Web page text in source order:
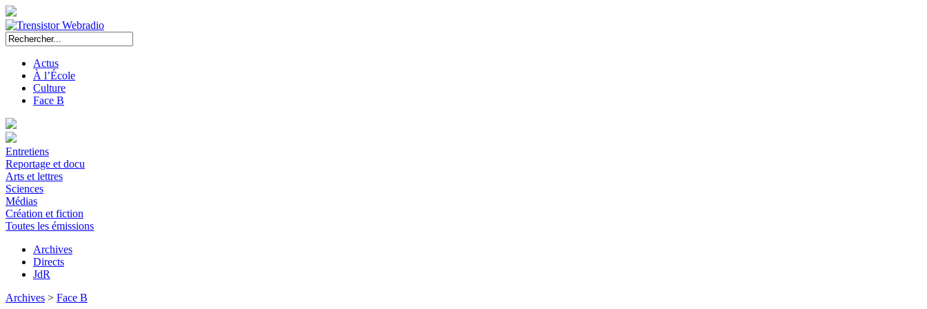
Actus
À l’École
Culture
Face B
Entretiens
Reportage et docu
Arts et lettres
Sciences
Médias
Création et fiction
Toutes les émissions
Archives
Directs
JdR
Archives > Face B